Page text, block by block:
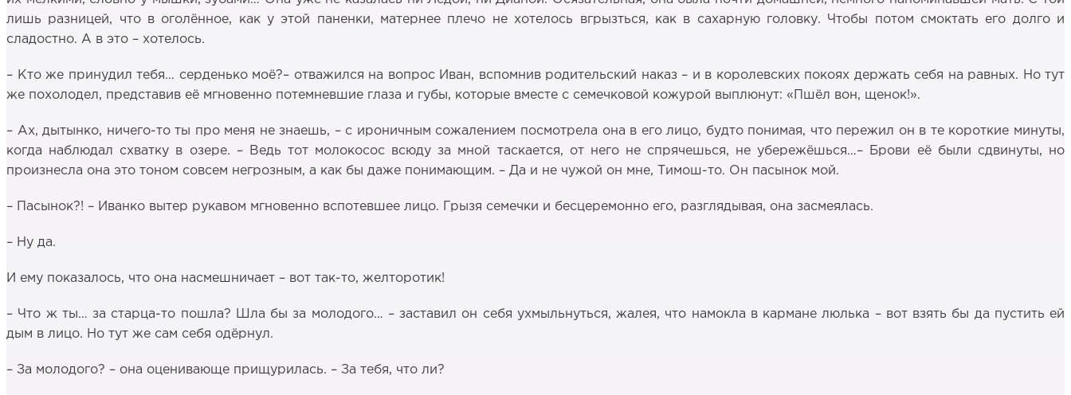
лишь разницей, что в оголённое, как у этой паненки, матернее плечо не хотелось вгрызться, как в сахарную головку. Чтобы потом смоктать его долго и
сладостно. А в это – хотелось.
– Кто же принудил тебя… серденько моё?– отважился на вопрос Иван, вспомнив родительский наказ – и в королевских покоях держать себя на равных. Но тут
же похолодел, представив её мгновенно потемневшие глаза и губы, которые вместе с семечковой кожурой выплюнут: «Пшёл вон, щенок!».
– Ах, дытынко, ничего-то ты про меня не знаешь, – с ироничным сожалением посмотрела она в его лицо, будто понимая, что пережил он в те короткие минуты,
когда наблюдал схватку в озере. – Ведь тот молокосос всюду за мной таскается, от него не спрячешься, не убережёшься…– Брови её были сдвинуты, но
произнесла она это тоном совсем негрозным, а как бы даже понимающим. – Да и не чужой он мне, Тимош-то. Он пасынок мой.
– Пасынок?! – Иванко вытер рукавом мгновенно вспотевшее лицо. Грызя семечки и бесцеремонно его, разглядывая, она засмеялась.
– Ну да.
И ему показалось, что она насмешничает – вот так-то, желторотик!
– Что ж ты… за старца-то пошла? Шла бы за молодого… – заставил он себя ухмыльнуться, жалея, что намокла в кармане люлька – вот взять бы да пустить ей
дым в лицо. Но тут же сам себя одёрнул.
– За молодого? – она оценивающе прищурилась. – За тебя, что ли?